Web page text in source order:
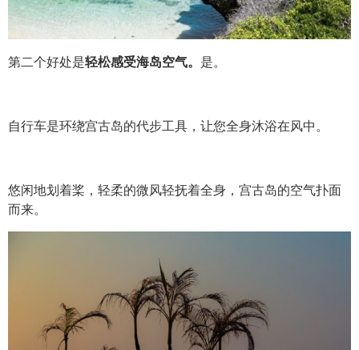
第二个好处是轻松感受海岛空气。 是。
自行车是环绕宫古岛的代步工具，让您全身沐浴在风中。
悠闲地划着桨，轻柔的微风轻抚着全身，宫古岛的空气扑面
而来。